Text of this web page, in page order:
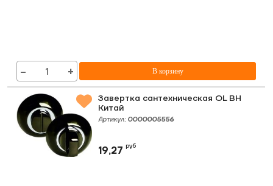
− + В корзину
Завертка сантехническая OL BH
Китай
Артикул: 0000005556
19,27руб